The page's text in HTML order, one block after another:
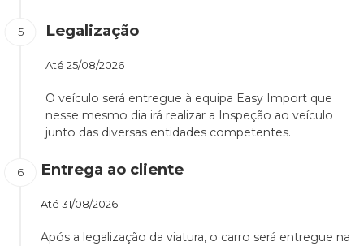
Legalização
Até 25/08/2026
O veículo será entregue à equipa Easy Import que
nesse mesmo dia irá realizar a Inspeção ao veículo
junto das diversas entidades competentes.
Entrega ao cliente
Até 31/08/2026
Após a legalização da viatura, o carro será entregue na